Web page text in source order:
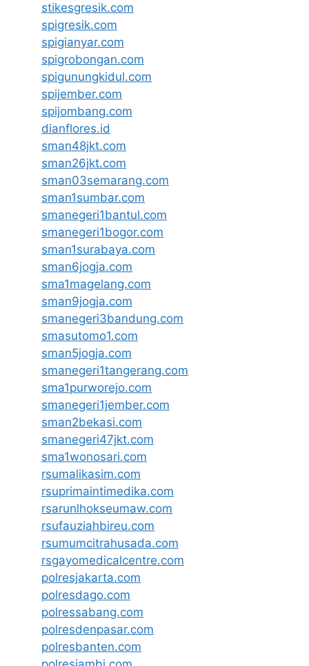
stikesgresik.com
spigresik.com
spigianyar.com
spigrobongan.com
spigunungkidul.com
spijember.com
spijombang.com
dianflores.id
sman48jkt.com
sman26jkt.com
sman03semarang.com
sman1sumbar.com
smanegeri1bantul.com
smanegeri1bogor.com
sman1surabaya.com
sman6jogja.com
sma1magelang.com
sman9jogja.com
smanegeri3bandung.com
smasutomo1.com
sman5jogja.com
smanegeri1tangerang.com
sma1purworejo.com
smanegeri1jember.com
sman2bekasi.com
smanegeri47jkt.com
sma1wonosari.com
rsumalikasim.com
rsuprimaintimedika.com
rsarunlhokseumaw.com
rsufauziahbireu.com
rsumumcitrahusada.com
rsgayomedicalcentre.com
polresjakarta.com
polresdago.com
polressabang.com
polresdenpasar.com
polresbanten.com